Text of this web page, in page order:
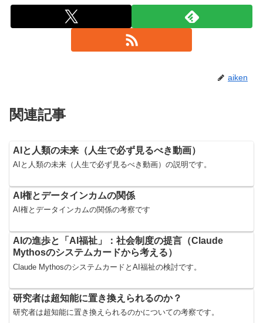
aiken
関連記事
AIと人類の未来（人生で必ず見るべき動画）
AIと人類の未来（人生で必ず見るべき動画）の説明です。
AI権とデータインカムの関係
AI権とデータインカムの関係の考察です
AIの進歩と「AI福祉」：社会制度の提言（Claude
Mythosのシステムカードから考える）
Claude MythosのシステムカードとAI福祉の検討です。
研究者は超知能に置き換えられるのか？
研究者は超知能に置き換えられるのかについての考察です。